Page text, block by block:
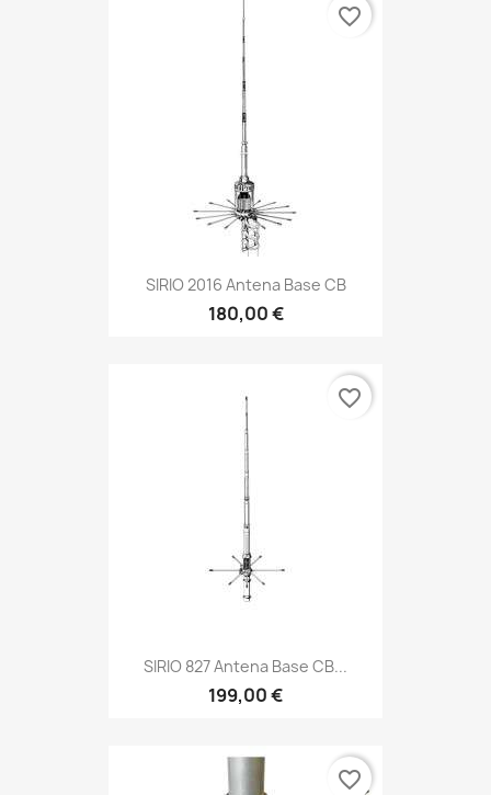
SIRIO 2016 Antena Base CB
180,00 €
favorite_border
SIRIO 827 Antena Base CB...
199,00 €
favorite_border
favorite_border